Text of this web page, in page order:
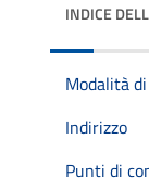
INDICE
Modalità
Indirizzo
Punti di